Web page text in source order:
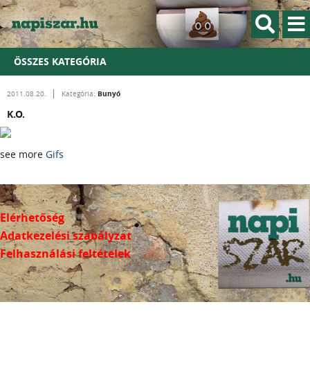
ÖSSZES KATEGÓRIA
2011.08.20. Kategória: Bunyó
K.O.
see more Gifs
Elérhetőség
Adatkezelési szabályzat
Felhasználási feltételek